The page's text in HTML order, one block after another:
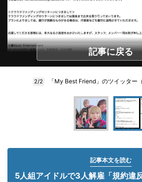
記事に戻る
2/2 「My Best Friend」のツイッター
記事本文を読む
5人組アイドルで3人解雇「規約違